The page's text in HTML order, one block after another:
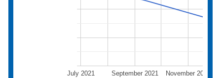
July 2021 September 2021 November 2021